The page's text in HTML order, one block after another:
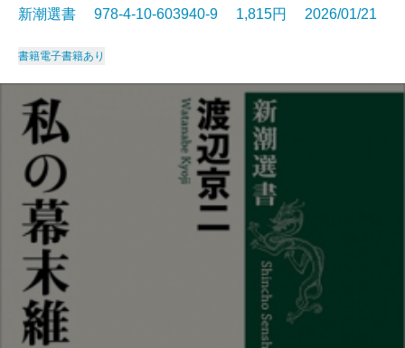
新潮選書 978-4-10-603940-9 1,815円 2026/01/21
書籍電子書籍あり